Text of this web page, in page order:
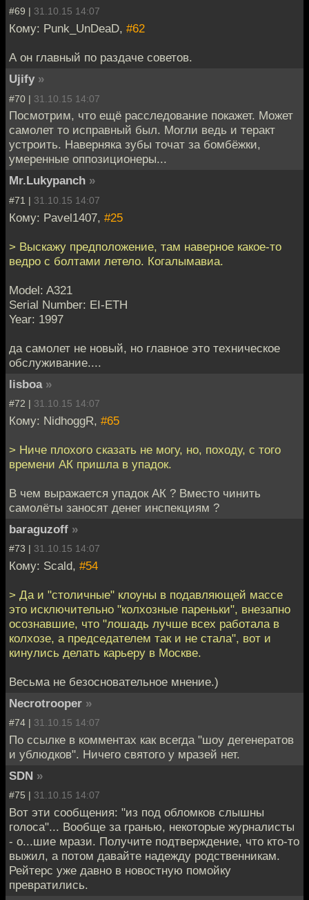
#69 | 31.10.15 14:07
Кому: Punk_UnDeaD, #62
А он главный по раздаче советов.
Ujify »
#70 | 31.10.15 14:07
Посмотрим, что ещё расследование покажет. Может
самолет то исправный был. Могли ведь и теракт
устроить. Наверняка зубы точат за бомбёжки,
умеренные оппозиционеры...
Mr.Lukypanch »
#71 | 31.10.15 14:07
Кому: Pavel1407, #25
> Выскажу предположение, там наверное какое-то
ведро с болтами летело. Когалымавиа.
Model: A321
Serial Number: EI-ETH
Year: 1997
да самолет не новый, но главное это техническое
обслуживание....
lisboa »
#72 | 31.10.15 14:07
Кому: NidhoggR, #65
> Ниче плохого сказать не могу, но, походу, с того
времени АК пришла в упадок.
В чем выражается упадок АК ? Вместо чинить
самолёты заносят денег инспекциям ?
baraguzoff »
#73 | 31.10.15 14:07
Кому: Scald, #54
> Да и "столичные" клоуны в подавляющей массе
это исключительно "колхозные пареньки", внезапно
осознавшие, что "лошадь лучше всех работала в
колхозе, а председателем так и не стала", вот и
кинулись делать карьеру в Москве.
Весьма не безосновательное мнение.)
Necrotrooper »
#74 | 31.10.15 14:07
По ссылке в комментах как всегда "шоу дегенератов
и ублюдков". Ничего святого у мразей нет.
SDN »
#75 | 31.10.15 14:07
Вот эти сообщения: "из под обломков слышны
голоса"... Вообще за гранью, некоторые журналисты
- о...шие мрази. Получите подтверждение, что кто-то
выжил, а потом давайте надежду родственникам.
Рейтерс уже давно в новостную помойку
превратились.